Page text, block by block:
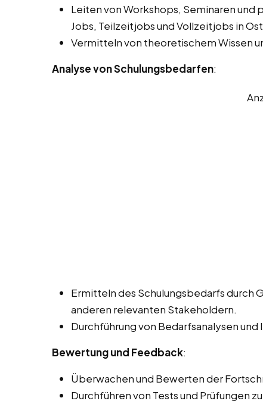
Leiten von Workshops, Seminaren und
Jobs, Teilzeitjobs und Vollzeitjobs in
Vermitteln von theoretischem Wissen
Analyse von Schulungsbedarfen:
Ermitteln des Schulungsbedarfs durch
anderen relevanten Stakeholdern.
Durchführung von Bedarfsanalysen
Bewertung und Feedback:
Überwachen und Bewerten der
Durchführen von Tests und Prüfungen